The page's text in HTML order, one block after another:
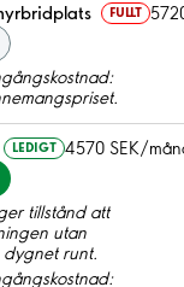
FULLT
LEDIGT 4570 SEK/
tillstånd att
utan
runt.